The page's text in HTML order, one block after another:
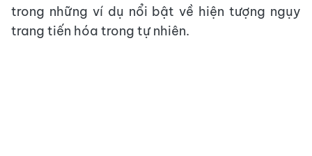
trong những ví dụ nổi bật về hiện tượng ngụy
trang tiến hóa trong tự nhiên.